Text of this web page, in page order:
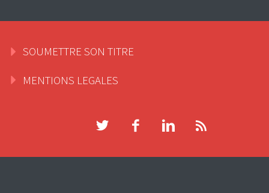
SOUMETTRE SON TITRE
MENTIONS LEGALES